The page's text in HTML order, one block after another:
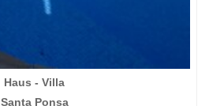
Haus - Villa
Santa Ponsa